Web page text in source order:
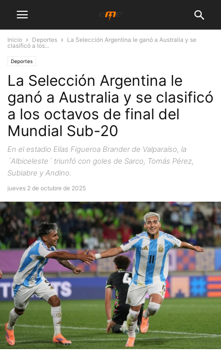
Inicio Deportes
La Selección Argentina le ganó a Australia y se
clasificó a los...
Deportes
La Selección Argentina le
ganó a Australia y se clasificó
a los octavos de final del
Mundial Sub-20
En el estadio Elías Figueroa Brander de Valparaíso, la
´Albiceleste´ triunfó con goles de Sarco, Tomás Pérez,
Subiabre y Andino.
jueves 2 de octubre de 2025